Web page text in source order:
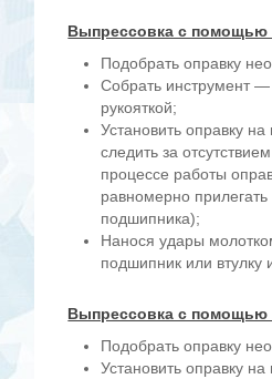
Выпрессовка с помощью
Подобрать оправку
Собрать инструмент —
рукояткой;
Установить оправку
следить за
процессе работы
равномерно
подшипника);
Нанося удары
подшипник или втулку
Выпрессовка с помощью
Подобрать оправку
Установить оправку